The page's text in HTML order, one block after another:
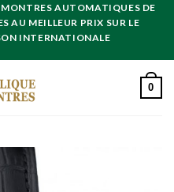
AUTOMATIQUES DE
AU MEILLEUR PRIX SUR LE
INTERNATIONALE
0